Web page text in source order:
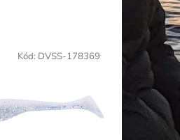
Kód: DVSS-178369